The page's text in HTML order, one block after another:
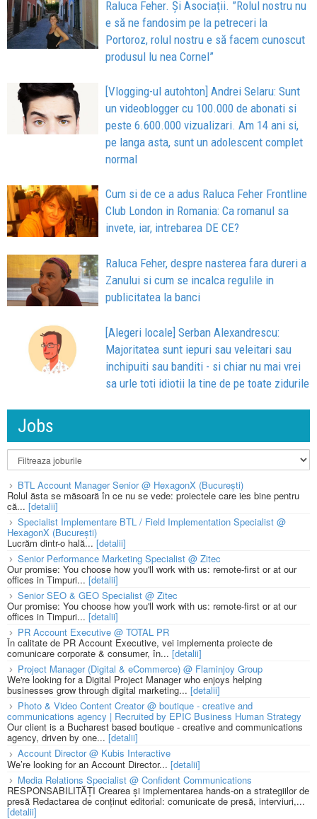
Raluca Feher. Și Asociații. ”Rolul nostru nu
e să ne fandosim pe la petreceri la
Portoroz, rolul nostru e să facem cunoscut
produsul lu nea Cornel”
[Vlogging-ul autohton] Andrei Selaru: Sunt
un videoblogger cu 100.000 de abonati si
peste 6.600.000 vizualizari. Am 14 ani si,
pe langa asta, sunt un adolescent complet
normal
Cum si de ce a adus Raluca Feher Frontline
Club London in Romania: Ca romanul sa
invete, iar, intrebarea DE CE?
Raluca Feher, despre nasterea fara dureri a
Zanului si cum se incalca regulile in
publicitatea la banci
[Alegeri locale] Serban Alexandrescu:
Majoritatea sunt iepuri sau veleitari sau
inchipuiti sau banditi - si chiar nu mai vrei
sa urle toti idiotii la tine de pe toate zidurile
Jobs
BTL Account Manager Senior @ HexagonX (București)
Rolul ăsta se măsoară în ce nu se vede: proiectele care ies bine pentru
că... [detalii]
Specialist Implementare BTL / Field Implementation Specialist @
HexagonX (București)
Lucrăm dintr-o hală...[detalii]
Senior Performance Marketing Specialist @ Zitec
Our promise: You choose how you'll work with us: remote-first or at our
offices in Timpuri... [detalii]
Senior SEO & GEO Specialist @ Zitec
Our promise: You choose how you'll work with us: remote-first or at our
offices in Timpuri... [detalii]
PR Account Executive @ TOTAL PR
În calitate de PR Account Executive, vei implementa proiecte de
comunicare corporate & consumer, în... [detalii]
Project Manager (Digital & eCommerce) @ Flaminjoy Group
We're looking for a Digital Project Manager who enjoys helping
businesses grow through digital marketing... [detalii]
Photo & Video Content Creator @ boutique - creative and
communications agency | Recruited by EPIC Business Human Strategy
Our client is a Bucharest based boutique - creative and communications
agency, driven by one... [detalii]
Account Director @ Kubis Interactive
We’re looking for an Account Director... [detalii]
Media Relations Specialist @ Confident Communications
RESPONSABILITĂȚI Crearea și implementarea hands-on a strategiilor de
presă Redactarea de conținut editorial: comunicate de presă, interviuri,...
[detalii]